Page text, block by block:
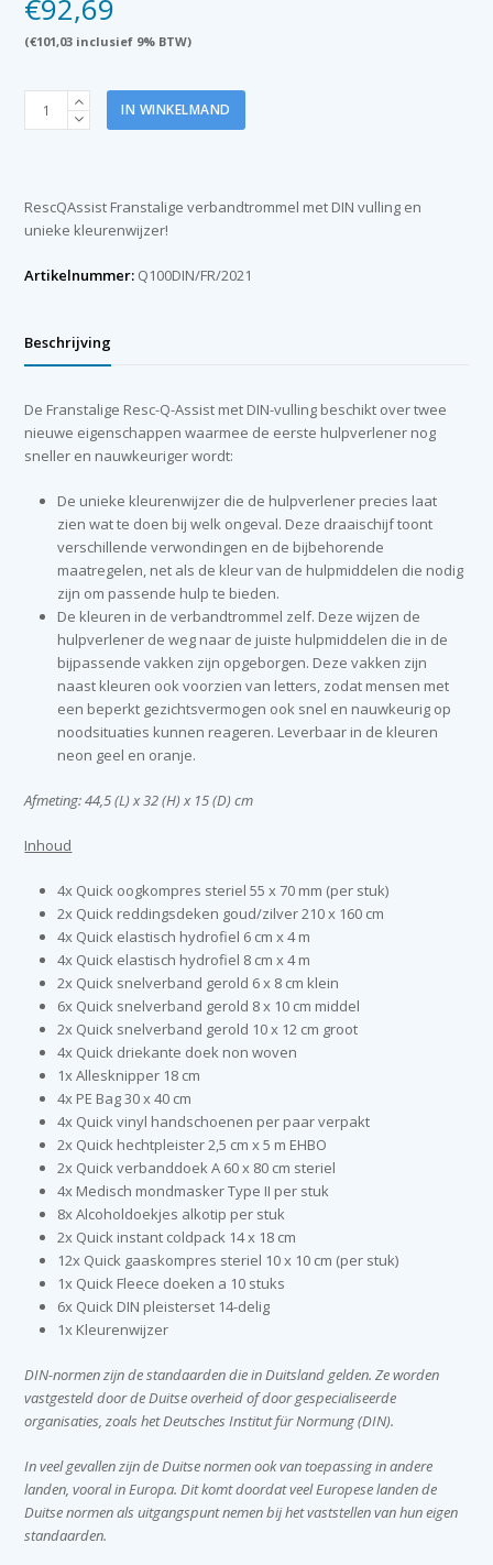
€92,69
(€101,03 inclusief 9% BTW)
Resc-
Q-
de
secours
aantal
IN WINKELMAND
RescQAssist Franstalige verbandtrommel met DIN vulling en
unieke kleurenwijzer!
Artikelnummer: Q100DIN/FR/2021
Beschrijving
De Franstalige Resc-Q-Assist met DIN-vulling beschikt over twee
nieuwe eigenschappen waarmee de eerste hulpverlener nog
sneller en nauwkeuriger wordt:
De unieke kleurenwijzer die de hulpverlener precies laat
zien wat te doen bij welk ongeval. Deze draaischijf toont
verschillende verwondingen en de bijbehorende
maatregelen, net als de kleur van de hulpmiddelen die nodig
zijn om passende hulp te bieden.
De kleuren in de verbandtrommel zelf. Deze wijzen de
hulpverlener de weg naar de juiste hulpmiddelen die in de
bijpassende vakken zijn opgeborgen. Deze vakken zijn
naast kleuren ook voorzien van letters, zodat mensen met
een beperkt gezichtsvermogen ook snel en nauwkeurig op
noodsituaties kunnen reageren. Leverbaar in de kleuren
neon geel en oranje.
Afmeting: 44,5 (L) x 32 (H) x 15 (D) cm
Inhoud
4x Quick oogkompres steriel 55 x 70 mm (per stuk)
2x Quick reddingsdeken goud/zilver 210 x 160 cm
4x Quick elastisch hydrofiel 6 cm x 4 m
4x Quick elastisch hydrofiel 8 cm x 4 m
2x Quick snelverband gerold 6 x 8 cm klein
6x Quick snelverband gerold 8 x 10 cm middel
2x Quick snelverband gerold 10 x 12 cm groot
4x Quick driekante doek non woven
1x Allesknipper 18 cm
4x PE Bag 30 x 40 cm
4x Quick vinyl handschoenen per paar verpakt
2x Quick hechtpleister 2,5 cm x 5 m EHBO
2x Quick verbanddoek A 60 x 80 cm steriel
4x Medisch mondmasker Type II per stuk
8x Alcoholdoekjes alkotip per stuk
2x Quick instant coldpack 14 x 18 cm
12x Quick gaaskompres steriel 10 x 10 cm (per stuk)
1x Quick Fleece doeken a 10 stuks
6x Quick DIN pleisterset 14-delig
1x Kleurenwijzer
DIN-normen zijn de standaarden die in Duitsland gelden. Ze worden
vastgesteld door de Duitse overheid of door gespecialiseerde
organisaties, zoals het Deutsches Institut für Normung (DIN).
In veel gevallen zijn de Duitse normen ook van toepassing in andere
landen, vooral in Europa. Dit komt doordat veel Europese landen de
Duitse normen als uitgangspunt nemen bij het vaststellen van hun eigen
standaarden.